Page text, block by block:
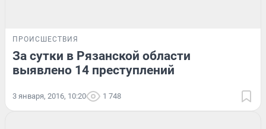
ПРОИСШЕСТВИЯ
За сутки в Рязанской области
выявлено 14 преступлений
3 января, 2016, 10:20 1 748